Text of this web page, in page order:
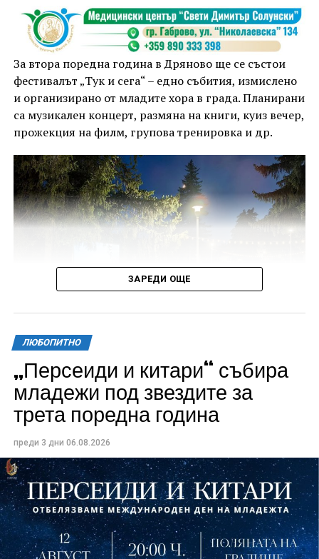
За втора поредна година в Дряново ще се състои
фестивалът „Тук и сега“ – едно събития, измислено
и организирано от младите хора в града. Планирани
са музикален концерт, размяна на книги, куиз вечер,
прожекция на филм, групова тренировка и др.
Всички събития ще се проведат в парк „Максим
Райкович“, срещу часовниковата кула, с вход
свободен. Програмата ще започне на 12 август с
изпълнители GoGo, Toria, ZoV & Vakavliev.
ЗАРЕДИ ОЩЕ
ЛЮБОПИТНО
„Персеиди и китари“ събира
младежи под звездите за
трета поредна година
преди 3 дни 06.08.2026